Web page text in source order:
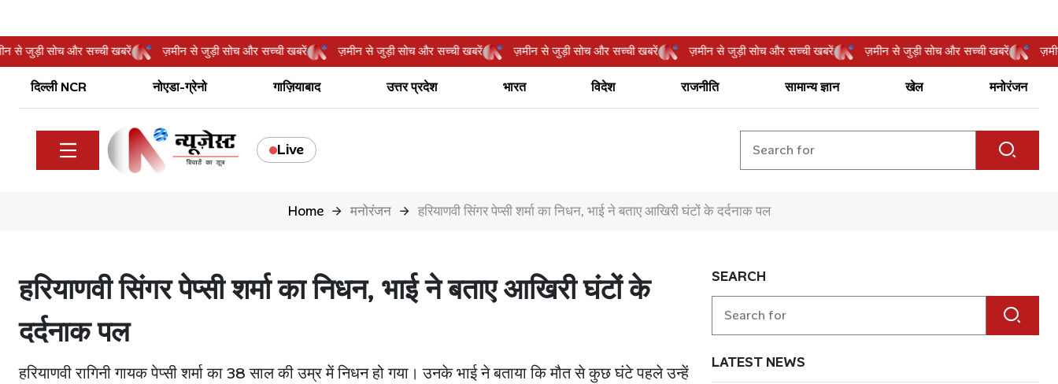
ज़मीन से जुड़ी सोच और सच्ची खबरें ज़मीन से जुड़ी सोच और सच्ची खबरें ज़मीन से जुड़ी सोच और सच्ची खबरें ज़मीन से जुड़ी सोच और सच्ची खबरें ज़मीन से जुड़ी सोच और सच्ची खबरें ज़मीन से जुड़ी सोच और सच्ची खबरें
दिल्ली NCR नोएडा-ग्रेनो गाज़ियाबाद उत्तर प्रदेश भारत विदेश राजनीति सामान्य ज्ञान खेल मनोरंजन
Live
Home मनोरंजन हरियाणवी सिंगर पेप्सी शर्मा का निधन, भाई ने बताए आखिरी घंटों के दर्दनाक पल
हरियाणवी सिंगर पेप्सी शर्मा का निधन, भाई ने बताए आखिरी घंटों के
दर्दनाक पल
हरियाणवी रागिनी गायक पेप्सी शर्मा का 38 साल की उम्र में निधन हो गया। उनके भाई ने बताया कि मौत से कुछ घंटे पहले उन्हें
SEARCH
LATEST NEWS